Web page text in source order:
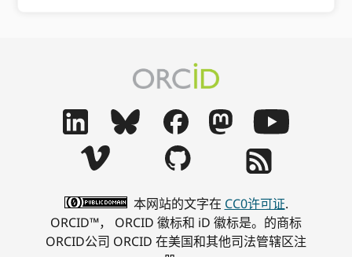
本网站的文字在 CC0许可证.
ORCID™， ORCID 徽标和 iD 徽标是。的商标
ORCID公司 ORCID 在美国和其他司法管辖区注